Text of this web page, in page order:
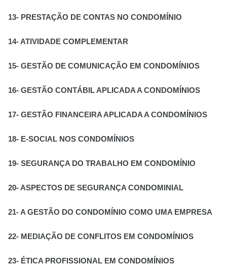
13- PRESTAÇÃO DE CONTAS NO CONDOMÍNIO
14- ATIVIDADE COMPLEMENTAR
15- GESTÃO DE COMUNICAÇÃO EM CONDOMÍNIOS
16- GESTÃO CONTÁBIL APLICADA A CONDOMÍNIOS
17- GESTÃO FINANCEIRA APLICADA A CONDOMÍNIOS
18- E-SOCIAL NOS CONDOMÍNIOS
19- SEGURANÇA DO TRABALHO EM CONDOMÍNIO
20- ASPECTOS DE SEGURANÇA CONDOMINIAL
21- A GESTÃO DO CONDOMÍNIO COMO UMA EMPRESA
22- MEDIAÇÃO DE CONFLITOS EM CONDOMÍNIOS
23- ÉTICA PROFISSIONAL EM CONDOMÍNIOS